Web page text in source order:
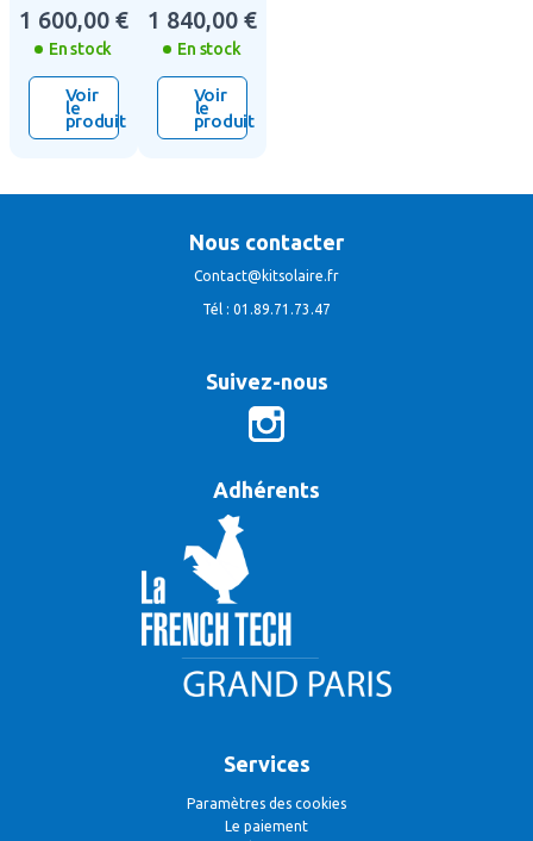
1 600,00 €
En stock
Voir
le
produit
1 840,00 €
En stock
Voir
le
produit
Nous contacter
Contact@kitsolaire.fr
Tél : 01.89.71.73.47
Suivez-nous
Adhérents
Services
Paramètres des cookies
Le paiement